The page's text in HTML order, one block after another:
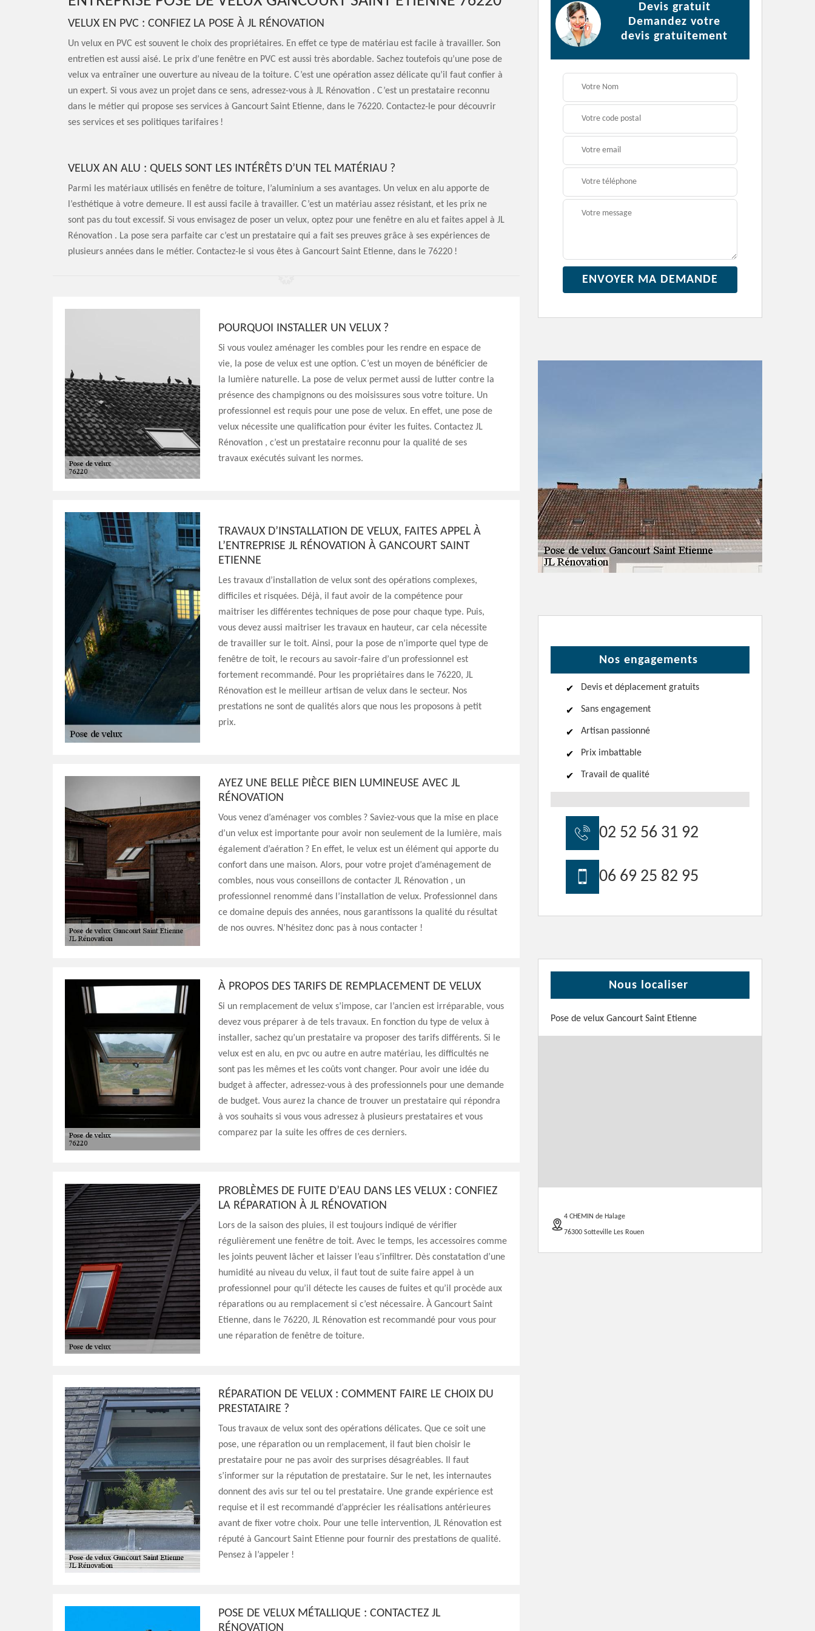
VELUX EN PVC : CONFIEZ LA POSE À JL RÉNOVATION
Un velux en PVC est souvent le choix des propriétaires. En effet ce type de matériau est facile à travailler. Son
entretien est aussi aisé. Le prix d’une fenêtre en PVC est aussi très abordable. Sachez toutefois qu’une pose de
velux va entraîner une ouverture au niveau de la toiture. C’est une opération assez délicate qu’il faut confier à
un expert. Si vous avez un projet dans ce sens, adressez-vous à JL Rénovation . C’est un prestataire reconnu
dans le métier qui propose ses services à Gancourt Saint Etienne, dans le 76220. Contactez-le pour découvrir
ses services et ses politiques tarifaires !
VELUX AN ALU : QUELS SONT LES INTÉRÊTS D’UN TEL MATÉRIAU ?
Parmi les matériaux utilisés en fenêtre de toiture, l’aluminium a ses avantages. Un velux en alu apporte de
l’esthétique à votre demeure. Il est aussi facile à travailler. C’est un matériau assez résistant, et les prix ne
sont pas du tout excessif. Si vous envisagez de poser un velux, optez pour une fenêtre en alu et faites appel à JL
Rénovation . La pose sera parfaite car c’est un prestataire qui a fait ses preuves grâce à ses expériences de
plusieurs années dans le métier. Contactez-le si vous êtes à Gancourt Saint Etienne, dans le 76220 !
POURQUOI INSTALLER UN VELUX ?
Si vous voulez aménager les combles pour les rendre en espace de
vie, la pose de velux est une option. C’est un moyen de bénéficier de
la lumière naturelle. La pose de velux permet aussi de lutter contre la
présence des champignons ou des moisissures sous votre toiture. Un
professionnel est requis pour une pose de velux. En effet, une pose de
velux nécessite une qualification pour éviter les fuites. Contactez JL
Rénovation , c’est un prestataire reconnu pour la qualité de ses
travaux exécutés suivant les normes.
TRAVAUX D’INSTALLATION DE VELUX, FAITES APPEL À
L’ENTREPRISE JL RÉNOVATION À GANCOURT SAINT
ETIENNE
Les travaux d’installation de velux sont des opérations complexes,
difficiles et risquées. Déjà, il faut avoir de la compétence pour
maitriser les différentes techniques de pose pour chaque type. Puis,
vous devez aussi maitriser les travaux en hauteur, car cela nécessite
de travailler sur le toit. Ainsi, pour la pose de n’importe quel type de
fenêtre de toit, le recours au savoir-faire d’un professionnel est
fortement recommandé. Pour les propriétaires dans le 76220, JL
Rénovation est le meilleur artisan de velux dans le secteur. Nos
prestations ne sont de qualités alors que nous les proposons à petit
prix.
AYEZ UNE BELLE PIÈCE BIEN LUMINEUSE AVEC JL
RÉNOVATION
Vous venez d’aménager vos combles ? Saviez-vous que la mise en place
d’un velux est importante pour avoir non seulement de la lumière, mais
également d’aération ? En effet, le velux est un élément qui apporte du
confort dans une maison. Alors, pour votre projet d’aménagement de
combles, nous vous conseillons de contacter JL Rénovation , un
professionnel renommé dans l’installation de velux. Professionnel dans
ce domaine depuis des années, nous garantissons la qualité du résultat
de nos ouvres. N’hésitez donc pas à nous contacter !
À PROPOS DES TARIFS DE REMPLACEMENT DE VELUX
Si un remplacement de velux s’impose, car l’ancien est irréparable, vous
devez vous préparer à de tels travaux. En fonction du type de velux à
installer, sachez qu’un prestataire va proposer des tarifs différents. Si le
velux est en alu, en pvc ou autre en autre matériau, les difficultés ne
sont pas les mêmes et les coûts vont changer. Pour avoir une idée du
budget à affecter, adressez-vous à des professionnels pour une demande
de budget. Vous aurez la chance de trouver un prestataire qui répondra
à vos souhaits si vous vous adressez à plusieurs prestataires et vous
comparez par la suite les offres de ces derniers.
PROBLÈMES DE FUITE D’EAU DANS LES VELUX : CONFIEZ
LA RÉPARATION À JL RÉNOVATION
Lors de la saison des pluies, il est toujours indiqué de vérifier
régulièrement une fenêtre de toit. Avec le temps, les accessoires comme
les joints peuvent lâcher et laisser l’eau s’infiltrer. Dès constatation d’une
humidité au niveau du velux, il faut tout de suite faire appel à un
professionnel pour qu’il détecte les causes de fuites et qu’il procède aux
réparations ou au remplacement si c’est nécessaire. À Gancourt Saint
Etienne, dans le 76220, JL Rénovation est recommandé pour vous pour
une réparation de fenêtre de toiture.
RÉPARATION DE VELUX : COMMENT FAIRE LE CHOIX DU
PRESTATAIRE ?
Tous travaux de velux sont des opérations délicates. Que ce soit une
pose, une réparation ou un remplacement, il faut bien choisir le
prestataire pour ne pas avoir des surprises désagréables. Il faut
s’informer sur la réputation de prestataire. Sur le net, les internautes
donnent des avis sur tel ou tel prestataire. Une grande expérience est
requise et il est recommandé d’apprécier les réalisations antérieures
avant de fixer votre choix. Pour une telle intervention, JL Rénovation est
réputé à Gancourt Saint Etienne pour fournir des prestations de qualité.
Pensez à l’appeler !
POSE DE VELUX MÉTALLIQUE : CONTACTEZ JL
RÉNOVATION
Devis gratuit
Demandez votre
devis gratuitement
Nos engagements
Devis et déplacement gratuits
Sans engagement
Artisan passionné
Prix imbattable
Travail de qualité
02 52 56 31 92
06 69 25 82 95
Nous localiser
Pose de velux Gancourt Saint Etienne
4 CHEMIN de Halage
76300 Sotteville Les Rouen